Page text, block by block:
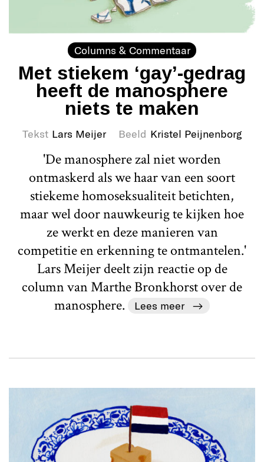
Columns & Commentaar
Met stiekem ‘gay’-gedrag
heeft de manosphere
niets te maken
Tekst Lars Meijer Beeld Kristel Peijnenborg
'De manosphere zal niet worden
ontmaskerd als we haar van een soort
stiekeme homoseksualiteit betichten,
maar wel door nauwkeurig te kijken hoe
ze werkt en deze manieren van
competitie en erkenning te ontmantelen.'
Lars Meijer deelt zijn reactie op de
column van Marthe Bronkhorst over de
manosphere.
Lees meer